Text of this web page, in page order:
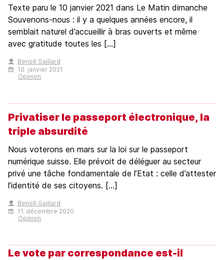
Texte paru le 10 janvier 2021 dans Le Matin dimanche
Souvenons-nous : il y a quelques années encore, il
semblait naturel d’accueillir à bras ouverts et même
avec gratitude toutes les [...]
Benoît Gaillard
10. janvier 2021
Opinion
Privatiser le passeport électronique, la
triple absurdité
Nous voterons en mars sur la loi sur le passeport
numérique suisse. Elle prévoit de déléguer au secteur
privé une tâche fondamentale de l’Etat : celle d’attester
l’identité de ses citoyens. [...]
Benoît Gaillard
11. décembre 2020
Opinion
Le vote par correspondance est-il